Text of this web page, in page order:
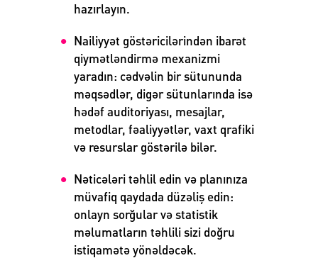
hazırlayın.
Nailiyyət göstəricilərindən ibarət
qiymətləndirmə mexanizmi
yaradın: cədvəlin bir sütununda
məqsədlər, digər sütunlarında isə
hədəf auditoriyası, mesajlar,
metodlar, fəaliyyətlər, vaxt qrafiki
və resurslar göstərilə bilər.
Nəticələri təhlil edin və planınıza
müvafiq qaydada düzəliş edin:
onlayn sorğular və statistik
məlumatların təhlili sizi doğru
istiqamətə yönəldəcək.